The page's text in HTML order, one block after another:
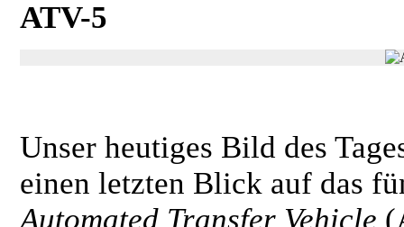
ATV-5
Unser heutiges Bild des
einen letzten Blick auf das
Automated Transfer Vehicle